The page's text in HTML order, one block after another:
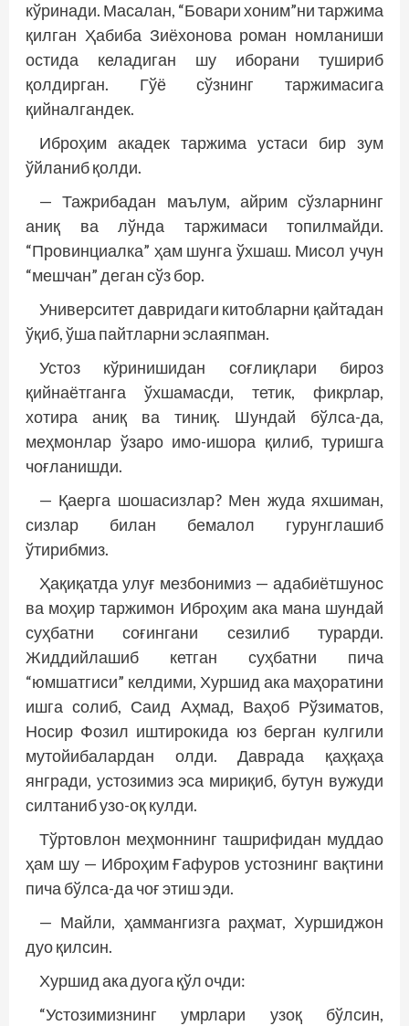
кўринади. Масалан, “Бовари хоним”ни таржима
қилган Ҳабиба Зиёхонова роман номланиши
остида келадиган шу иборани тушириб
қолдирган. Гўё сўзнинг таржимасига
қийналгандек.
Иброҳим акадек таржима устаси бир зум
ўйланиб қолди.
— Тажрибадан маълум, айрим сўзларнинг
аниқ ва лўнда таржимаси топилмайди.
“Провинциалка” ҳам шунга ўхшаш. Мисол учун
“мешчан” деган сўз бор.
Университет давридаги китобларни қайтадан
ўқиб, ўша пайтларни эслаяпман.
Устоз кўринишидан соғлиқлари бироз
қийнаётганга ўхшамасди, тетик, фикрлар,
хотира аниқ ва тиниқ. Шундай бўлса-да,
меҳмонлар ўзаро имо-ишора қилиб, туришга
чоғланишди.
— Қаерга шошасизлар? Мен жуда яхшиман,
сизлар билан бемалол гурунглашиб
ўтирибмиз.
Ҳақиқатда улуғ мезбонимиз — адабиётшунос
ва моҳир таржимон Иброҳим ака мана шундай
суҳбатни соғингани сезилиб турарди.
Жиддийлашиб кетган суҳбатни пича
“юмшатгиси” келдими, Хуршид ака маҳоратини
ишга солиб, Саид Аҳмад, Ваҳоб Рўзиматов,
Носир Фозил иштирокида юз берган кулгили
мутойибалардан олди. Даврада қаҳқаҳа
янгради, устозимиз эса мириқиб, бутун вужуди
силтаниб узо-оқ кулди.
Тўртовлон меҳмоннинг ташрифидан муддао
ҳам шу — Иброҳим Ғафуров устознинг вақтини
пича бўлса-да чоғ этиш эди.
— Майли, ҳаммангизга раҳмат, Хуршиджон
дуо қилсин.
Хуршид ака дуога қўл очди:
“Устозимизнинг умрлари узоқ бўлсин,